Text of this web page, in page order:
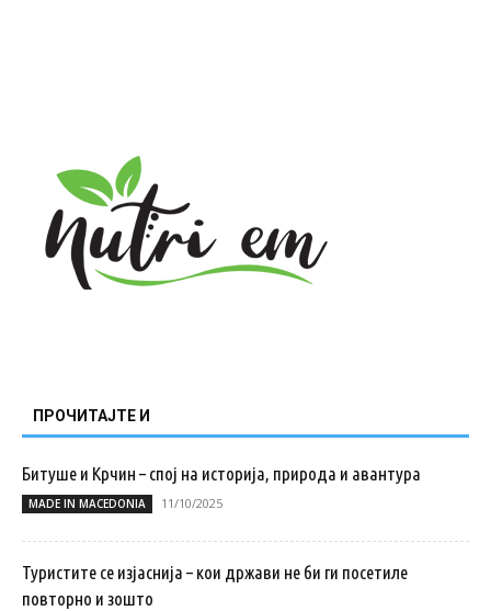
ПРОЧИТАЈТЕ И
Битуше и Крчин – спој на историја, природа и авантура
MADE IN MACEDONIA 11/10/2025
Туристите се изјаснија – кои држави не би ги посетиле
повторно и зошто